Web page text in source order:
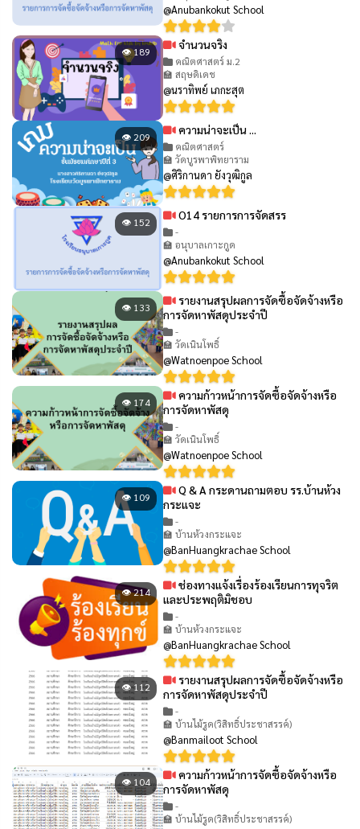
@Anubankokut School
👁 189 จำนวนจริง
คณิตศาสตร์ ม.2
🏫 สฤษดิเดช
@นราทิพย์ เภกะสุต
👁 209 ความน่าจะเป็น ...
คณิตศาสตร์
🏫 วัดบูรพาพิทยาราม
@ศิริกานดา ยังวุฒิกูล
👁 152 O14 รายการการจัดสรร
-
🏫 อนุบาลเกาะกูด
@Anubankokut School
👁 133
รายงานสรุปผลการจัดซื้อจัดจ้างหรือ
การจัดหาพัสดุประจำปี
-
🏫 วัดเนินโพธิ์
@Watnoenpoe School
👁 174
ความก้าวหน้าการจัดซื้อจัดจ้างหรือ
การจัดหาพัสดุ
-
🏫 วัดเนินโพธิ์
@Watnoenpoe School
👁 109
Q & A กระดานถามตอบ รร.บ้านห้วง
กระแจะ
-
🏫 บ้านห้วงกระแจะ
@BanHuangkrachae School
👁 214
ช่องทางแจ้งเรื่องร้องเรียนการทุจริต
และประพฤติมิชอบ
-
🏫 บ้านห้วงกระแจะ
@BanHuangkrachae School
👁 112
รายงานสรุปผลการจัดซื้อจัดจ้างหรือ
การจัดหาพัสดุประจำปี
-
🏫 บ้านไม้รูด(วิสิทธิ์ประชาสรรค์)
@Banmailoot School
👁 104
ความก้าวหน้าการจัดซื้อจัดจ้างหรือ
การจัดหาพัสดุ
-
🏫 บ้านไม้รูด(วิสิทธิ์ประชาสรรค์)